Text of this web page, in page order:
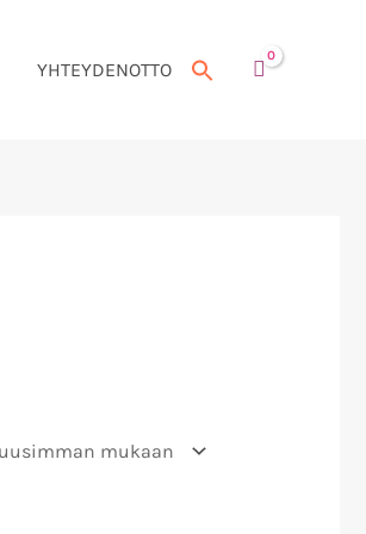
YHTEYDENOTTO